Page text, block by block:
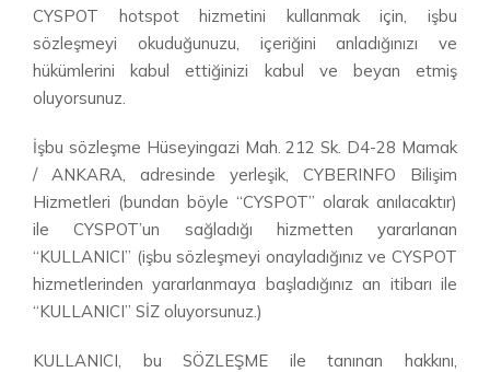
CYSPOT hotspot hizmetini kullanmak için, işbu
sözleşmeyi okuduğunuzu, içeriğini anladığınızı ve
hükümlerini kabul ettiğinizi kabul ve beyan etmiş
oluyorsunuz.
İşbu sözleşme Hüseyingazi Mah. 212 Sk. D4-28 Mamak
/ ANKARA, adresinde yerleşik, CYBERINFO Bilişim
Hizmetleri (bundan böyle “CYSPOT” olarak anılacaktır)
ile CYSPOT’un sağladığı hizmetten yararlanan
“KULLANICI” (işbu sözleşmeyi onayladığınız ve CYSPOT
hizmetlerinden yararlanmaya başladığınız an itibarı ile
“KULLANICI” SİZ oluyorsunuz.)
KULLANICI, bu SÖZLEŞME ile tanınan hakkını,